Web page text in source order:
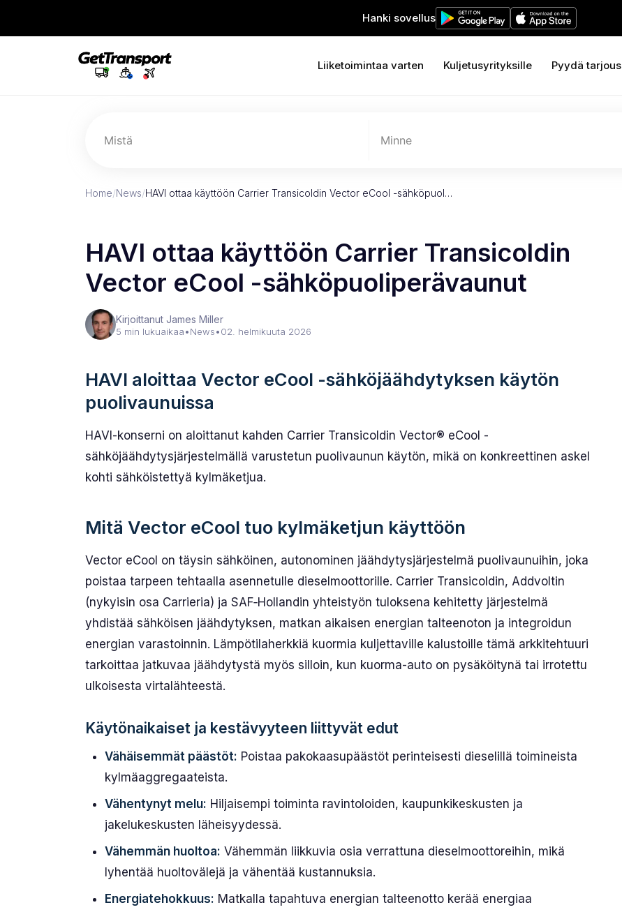
Hanki sovellus
Liiketoimintaa varten Kuljetusyrityksille Pyydä tarjous
Mistä Minne
Home/News/HAVI ottaa käyttöön Carrier Transicoldin Vector eCool -sähköpuol…
HAVI ottaa käyttöön Carrier Transicoldin
Vector eCool -sähköpuoliperävaunut
Kirjoittanut James Miller
5 min lukuaikaa•News•02. helmikuuta 2026
HAVI aloittaa Vector eCool -sähköjäähdytyksen käytön
puoli­vaunuissa
HAVI-konserni on aloittanut kahden Carrier Transicoldin Vector® eCool -
sähköjäähdytysjärjestelmällä varustetun puoli­vaunun käytön, mikä on konkreettinen askel
kohti sähköistettyä kylmäketjua.
Mitä Vector eCool tuo kylmäketjun käyttöön
Vector eCool on täysin sähköinen, autonominen jäähdytysjärjestelmä puoli­vaunuihin, joka
poistaa tarpeen tehtaalla asennetulle dieselmoottorille. Carrier Transicoldin, Addvoltin
(nykyisin osa Carrieria) ja SAF‑Hollandin yhteistyön tuloksena kehitetty järjestelmä
yhdistää sähköisen jäähdytyksen, matkan aikaisen energian talteenoton ja integroidun
energian varastoinnin. Lämpötila­herkkiä kuormia kuljettaville kalustoille tämä arkkitehtuuri
tarkoittaa jatkuvaa jäähdytystä myös silloin, kun kuorma-auto on pysäköitynä tai irrotettu
ulkoisesta virtalähteestä.
Käytönaikaiset ja kestävyyteen liittyvät edut
Vähäisemmät päästöt: Poistaa pakokaasupäästöt perinteisesti dieselillä toimineista
kylmäaggregaateista.
Vähentynyt melu: Hiljaisempi toiminta ravintoloiden, kaupunkikeskusten ja
jakelukeskusten läheisyydessä.
Vähemmän huoltoa: Vähemmän liikkuvia osia verrattuna dieselmoottoreihin, mikä
lyhentää huoltovälejä ja vähentää kustannuksia.
Energiatehokkuus: Matkalla tapahtuva energian talteenotto kerää energiaa